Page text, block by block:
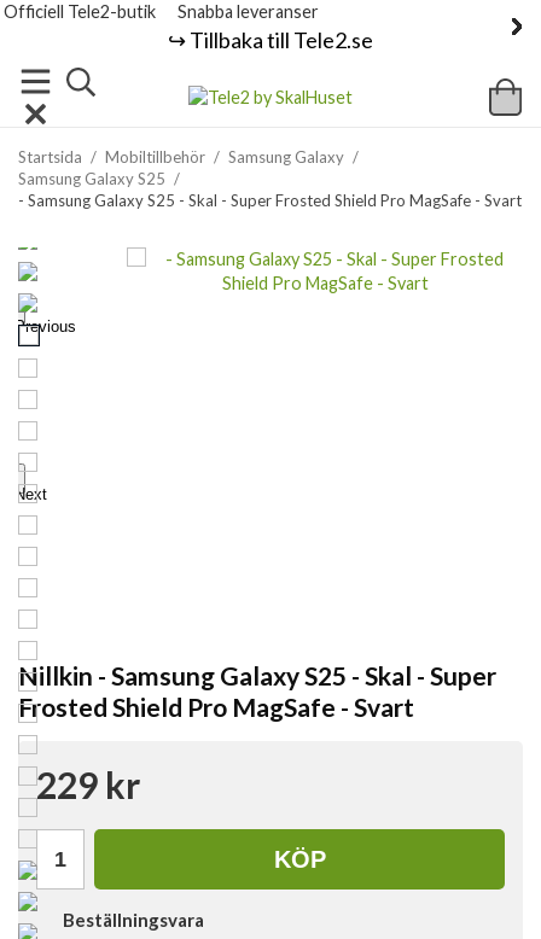
Officiell Tele2-butik Snabba leveranser
↪️ Tillbaka till Tele2.se
Startsida / Mobiltillbehör / Samsung Galaxy /
Samsung Galaxy S25 /
- Samsung Galaxy S25 - Skal - Super Frosted Shield Pro MagSafe - Svart
Previous
Next
Nillkin - Samsung Galaxy S25 - Skal - Super
Frosted Shield Pro MagSafe - Svart
229 kr
KÖP
Beställningsvara